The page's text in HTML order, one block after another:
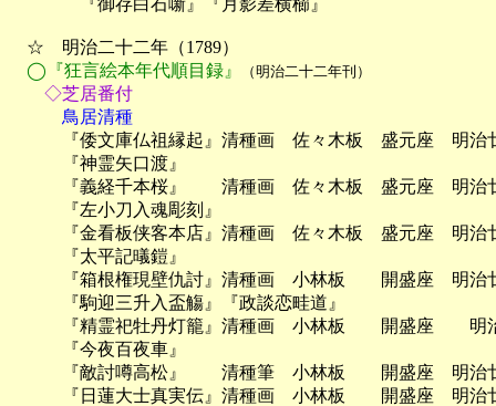
『御存白石噺』『月影差横櫛』
☆　明治二十二年（1789）
◯『狂言絵本年代順目録』
（明治二十二年刊）
◇芝居番付
鳥居清種
『倭文庫仏祖縁起』清種画　佐々木板　盛元座　明
『神霊矢口渡』
『義経千本桜』　　清種画　佐々木板　盛元座　明治
『左小刀入魂彫刻』
『金看板侠客本店』清種画　佐々木板　盛元座　明治
『太平記㬢鎧』
『箱根権現壁仇討』清種画　小林板　　開盛座　明治
『駒迎三升入盃觴』『政談恋畦道』
『精霊祀牡丹灯籠』清種画　小林板　　開盛座　　明
『今夜百夜車』
『敵討噂高松』　　清種筆　小林板　　開盛座　明治
『日蓮大士真実伝』清種画　小林板　　開盛座　明治